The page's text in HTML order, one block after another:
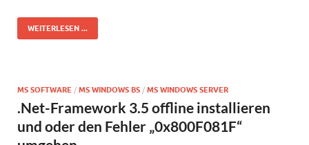
WEITERLESEN ...
MS SOFTWARE / MS WINDOWS BS / MS WINDOWS SERVER
.Net-Framework 3.5 offline installieren
und oder den Fehler „0x800F081F“